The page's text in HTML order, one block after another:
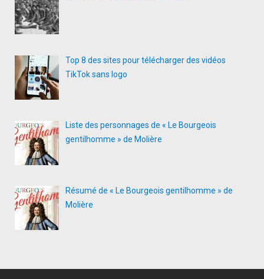
Top 8 des sites pour télécharger des vidéos
TikTok sans logo
Liste des personnages de « Le Bourgeois
gentilhomme » de Molière
Résumé de « Le Bourgeois gentilhomme » de
Molière